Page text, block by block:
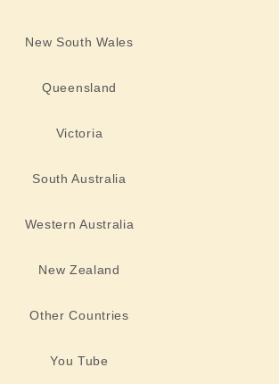
New South Wales
Queensland
Victoria
South Australia
Western Australia
New Zealand
Other Countries
You Tube